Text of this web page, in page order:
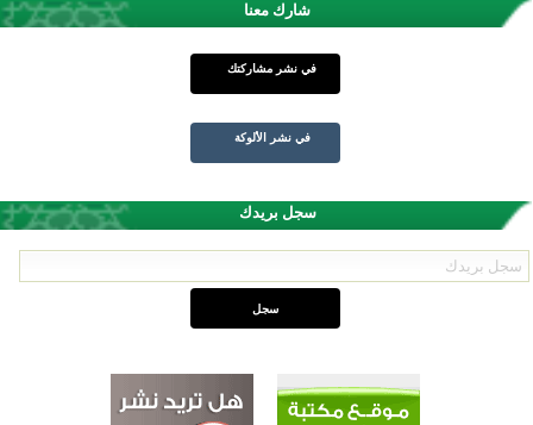
شارك معنا
في نشر مشاركتك
في نشر الألوكة
سجل بريدك